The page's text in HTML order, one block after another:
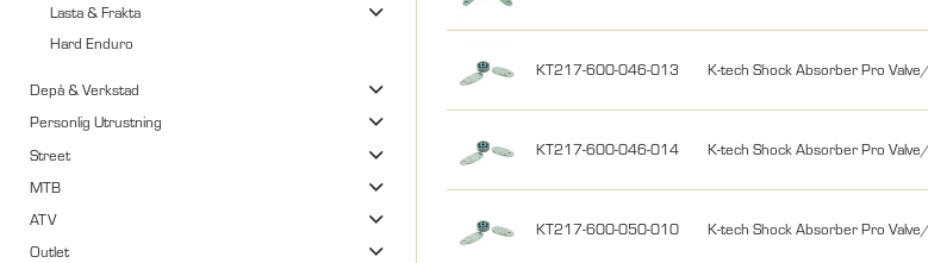
Lasta & Frakta
Hard Enduro
Depå & Verkstad
Personlig Utrustning
Street
MTB
ATV
Outlet
KT217-600-046-013 K-tech Shock Absorber Pro
KT217-600-046-014 K-tech Shock Absorber Pro
KT217-600-050-010 K-tech Shock Absorber Pro